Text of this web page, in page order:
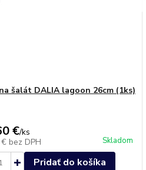
šalát DALIA lagoon 26cm (1ks)
€/ks
€ bez DPH Skladom
Pridať do košíka